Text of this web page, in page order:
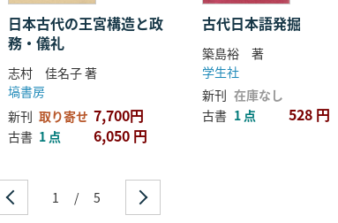
日本古代の王宮構造と政
務・儀礼
志村 佳名子 著
塙書房
新刊 取り寄せ 7,700円
古書 1 点 6,050 円
古代日本語発掘
築島裕 著
学生社
新刊 在庫なし
古書 1 点 528 円
1 / 5